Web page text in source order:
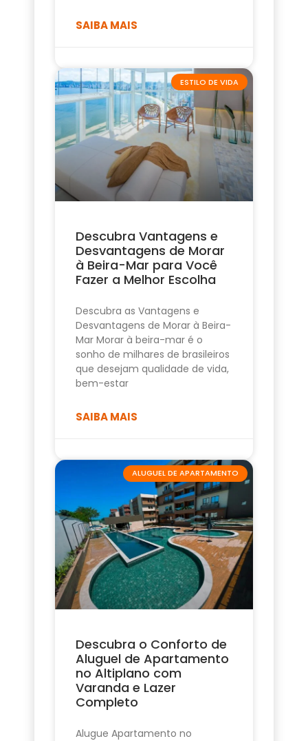
SAIBA MAIS
ESTILO DE VIDA
Descubra Vantagens e
Desvantagens de Morar
à Beira-Mar para Você
Fazer a Melhor Escolha
Descubra as Vantagens e
Desvantagens de Morar à Beira-
Mar Morar à beira-mar é o
sonho de milhares de brasileiros
que desejam qualidade de vida,
bem-estar
SAIBA MAIS
ALUGUEL DE APARTAMENTO
Descubra o Conforto de
Aluguel de Apartamento
no Altiplano com
Varanda e Lazer
Completo
Alugue Apartamento no